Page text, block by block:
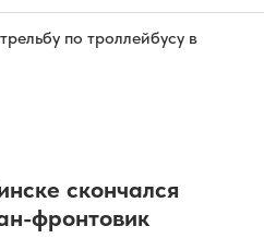
по троллейбусу в
скончался
фронтовик